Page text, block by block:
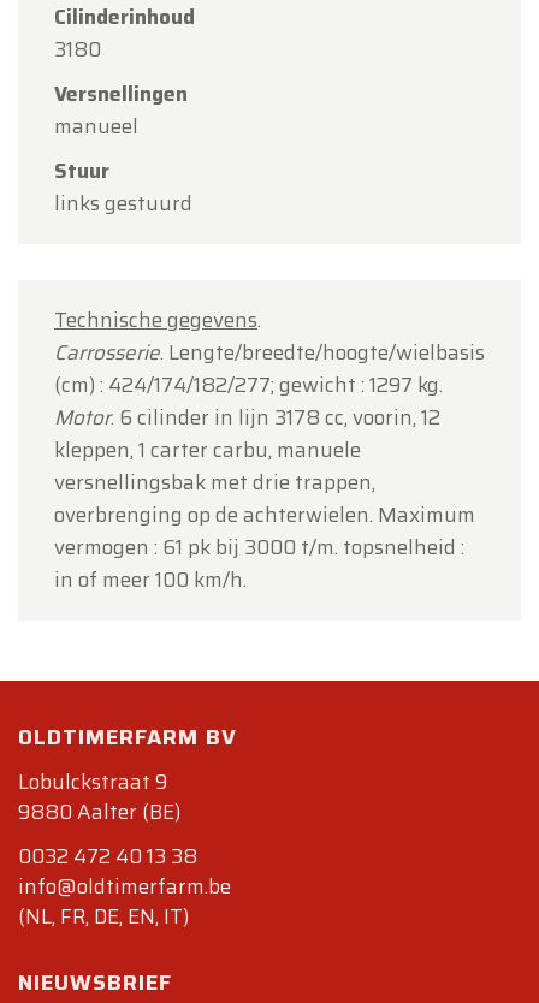
Cilinderinhoud
3180
Versnellingen
manueel
Stuur
links gestuurd
Technische gegevens.
Carrosserie. Lengte/breedte/hoogte/wielbasis
(cm) : 424/174/182/277; gewicht : 1297 kg.
Motor. 6 cilinder in lijn 3178 cc, voorin, 12
kleppen, 1 carter carbu, manuele
versnellingsbak met drie trappen,
overbrenging op de achterwielen. Maximum
vermogen : 61 pk bij 3000 t/m. topsnelheid :
in of meer 100 km/h.
OLDTIMERFARM BV
Lobulckstraat 9
9880 Aalter (BE)
0032 472 40 13 38
info@oldtimerfarm.be
(NL, FR, DE, EN, IT)
NIEUWSBRIEF